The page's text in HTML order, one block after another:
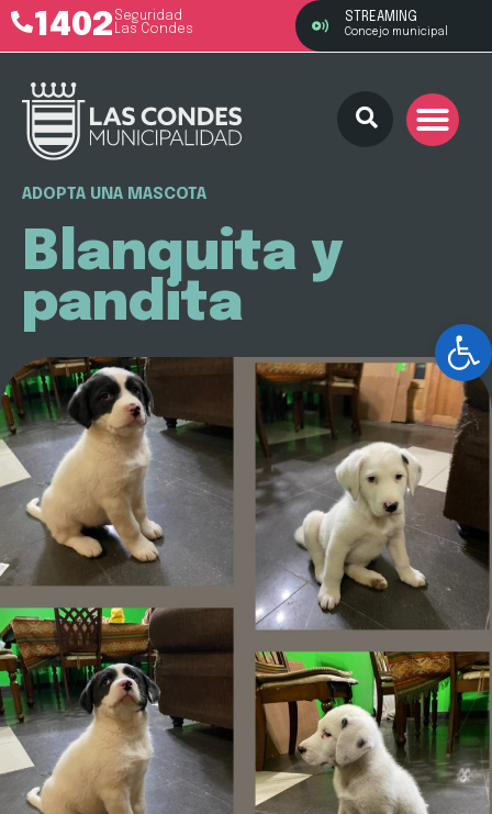
1402 Seguridad
Las Condes
STREAMING
Concejo municipal
ADOPTA UNA MASCOTA
Blanquita y
pandita